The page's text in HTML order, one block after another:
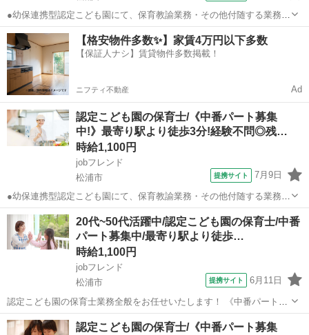
●幼保連携型認定こども園にて、保育教諭業務・その他付随する業務に
従事していただきます◎未経験の方もご応募OK！●お子様の学校行事
等でのお休みも相談可能ですので、子育て中の方もご安心ください☆
彡●勤務日数は週2日～ご相談OK♪...
長崎 松浦市 保育士
【格安物件多数✨】家賃4万円以下多数
【保証人ナシ】賃貸物件多数掲載！
ニフティ不動産 Ad
認定こども園の保育士/《中番パート募集
中!》最寄り駅より徒歩3分!経験不問◎残…
時給1,100円
jobフレンド
松浦市
提携サイト 7月9日
●幼保連携型認定こども園にて、保育教諭業務・その他付随する業務に
従事していただきます◎未経験の方もご応募OK！●お子様の学校行事
等でのお休みも相談可能ですので、子育て中の方もご安心ください☆
彡●勤務日数は週2日～ご相談OK♪...
長崎 松浦市 保育士
20代~50代活躍中/認定こども園の保育士/中番
パート募集中/最寄り駅より徒歩…
時給1,100円
jobフレンド
松浦市
提携サイト 6月11日
認定こども園の保育士業務全般をお任せいたします！ 《中番パート募
集中♪》最寄り駅より徒歩3分！経験不問◎残業ほぼなし☆幼保どちら
も経験できますよ◎ アルバイト,パート 労災保険、交通費支給（上限1
長崎 松浦市 保育士
認定こども園の保育士/《中番パート募集